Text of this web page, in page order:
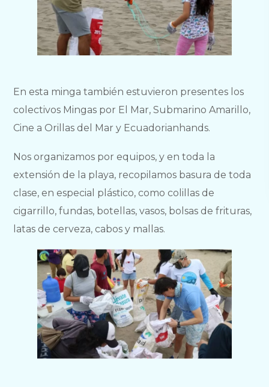
En esta minga también estuvieron presentes los
colectivos Mingas por El Mar, Submarino Amarillo,
Cine a Orillas del Mar y Ecuadorianhands.
Nos organizamos por equipos, y en toda la
extensión de la playa, recopilamos basura de toda
clase, en especial plástico, como colillas de
cigarrillo, fundas, botellas, vasos, bolsas de frituras,
latas de cerveza, cabos y mallas.